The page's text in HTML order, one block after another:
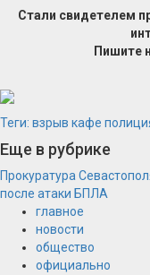
Стали свидетелем
Пишите
Теги: взрыв кафе
Еще в рубрике
Прокуратура
после атаки БПЛА
главное
новости
общество
официально